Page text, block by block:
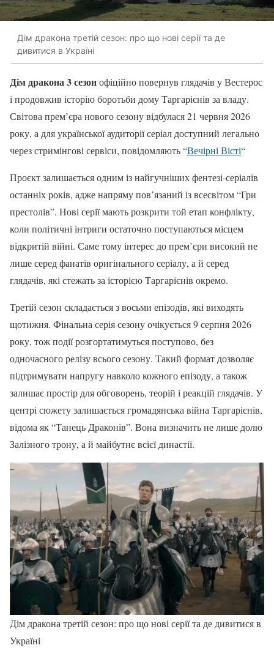
Дім дракона третій сезон: про що нові серії та де
дивитися в Україні
Дім дракона 3 сезонофіційно повернув глядачів у Вестерос
і продовжив історію боротьби дому Таргарієнів за владу.
Світова прем’єра нового сезону відбулася 21 червня 2026
року, а для української аудиторії серіал доступний легально
через стримінгові сервіси, повідомляють “Вечірні Вісті“
Проєкт залишається одним із найгучніших фентезі-серіалів
останніх років, адже напряму пов’язаний із всесвітом “Гри
престолів”. Нові серії мають розкрити той етап конфлікту,
коли політичні інтриги остаточно поступаються місцем
відкритій війні. Саме тому інтерес до прем’єри високий не
лише серед фанатів оригінального серіалу, а й серед
глядачів, які стежать за історією Таргарієнів окремо.
Третій сезон складається з восьми епізодів, які виходять
щотижня. Фінальна серія сезону очікується 9 серпня 2026
року, тож події розгортатимуться поступово, без
одночасного релізу всього сезону. Такий формат дозволяє
підтримувати напругу навколо кожного епізоду, а також
залишає простір для обговорень, теорій і реакцій глядачів. У
центрі сюжету залишається громадянська війна Таргарієнів,
відома як “Танець Драконів”. Вона визначить не лише долю
Залізного трону, а й майбутнє всієї династії.
Дім дракона третій сезон: про що нові серії та де дивитися в
Україні